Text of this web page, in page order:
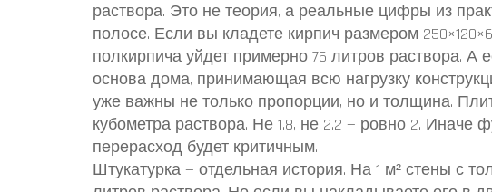
раствора. Это не теория, а реальные цифры из
полосе. Если вы кладете кирпич размером
полкирпича уйдет примерно 75 литров раствора. А
основа дома, принимающая всю нагрузку
уже важны не только пропорции, но и толщина.
кубометра раствора. Не 1.8, не 2.2 — ровно 2.
перерасход будет критичным.
Штукатурка — отдельная история. На 1 м² стены с